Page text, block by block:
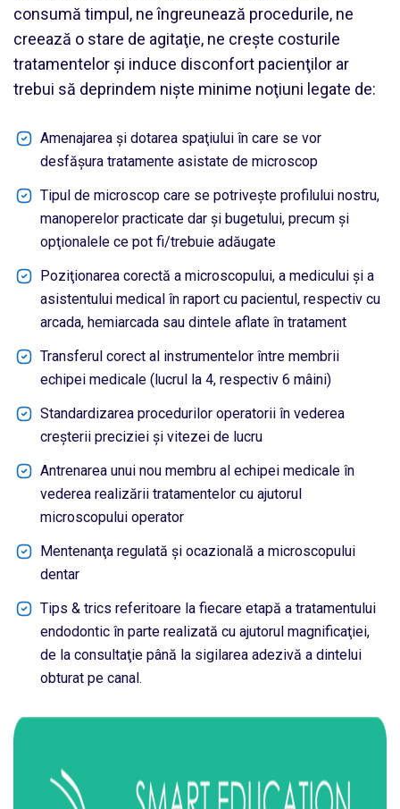
consumă timpul, ne îngreunează procedurile, ne
creează o stare de agitaţie, ne creşte costurile
tratamentelor şi induce disconfort pacienţilor ar
trebui să deprindem nişte minime noţiuni legate de:
Amenajarea şi dotarea spaţiului în care se vor
desfăşura tratamente asistate de microscop
Tipul de microscop care se potriveşte profilului nostru,
manoperelor practicate dar şi bugetului, precum şi
opţionalele ce pot fi/trebuie adăugate
Poziţionarea corectă a microscopului, a medicului şi a
asistentului medical în raport cu pacientul, respectiv cu
arcada, hemiarcada sau dintele aflate în tratament
Transferul corect al instrumentelor între membrii
echipei medicale (lucrul la 4, respectiv 6 mâini)
Standardizarea procedurilor operatorii în vederea
creşterii preciziei şi vitezei de lucru
Antrenarea unui nou membru al echipei medicale în
vederea realizării tratamentelor cu ajutorul
microscopului operator
Mentenanţa regulată şi ocazională a microscopului
dentar
Tips & trics referitoare la fiecare etapă a tratamentului
endodontic în parte realizată cu ajutorul magnificaţiei,
de la consultaţie până la sigilarea adezivă a dintelui
obturat pe canal.